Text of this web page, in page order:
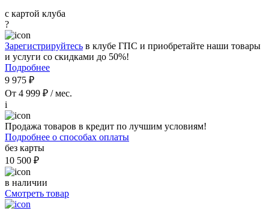
с картой клуба
?
Зарегистрируйтесь в клубе ГПС и приобретайте наши товары
и услуги со скидками до 50%!
Подробнее
9 975 ₽
От 4 999 ₽ / мес.
i
Продажа товаров в кредит по лучшим условиям!
Подробнее о способах оплаты
без карты
10 500 ₽
в наличии
Смотреть товар